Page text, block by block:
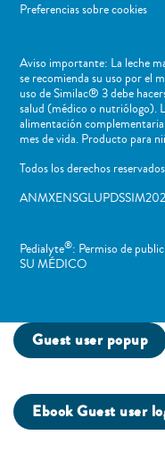
Preferencias sobre cookies
Aviso importante: La leche
se recomienda su uso por el
uso de Similac® 3 debe
salud (médico o nutriólogo).
alimentación
mes de vida. Producto para
Todos los derechos
Pedialyte®: Permiso de
SU MÉDICO
Guest user popup
Ebook Guest user